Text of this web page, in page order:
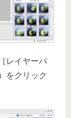
レイヤーパ
をクリック